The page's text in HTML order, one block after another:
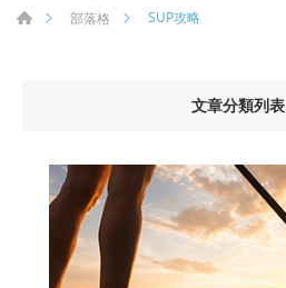
部落格 SUP攻略
文章分類列表